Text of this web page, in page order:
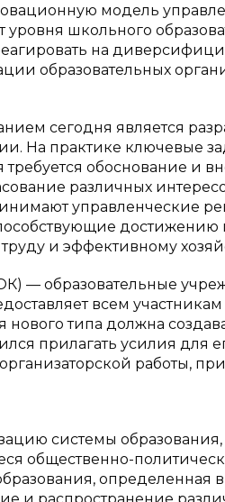
модель
школьного
на
образовательных
сегодня является
На практике ключевые
обоснование и
различных
управленческие
и эффективному
— образовательные
всем участникам
типа должна
прилагать усилия для
работы,
системы
общественно-
определенная в